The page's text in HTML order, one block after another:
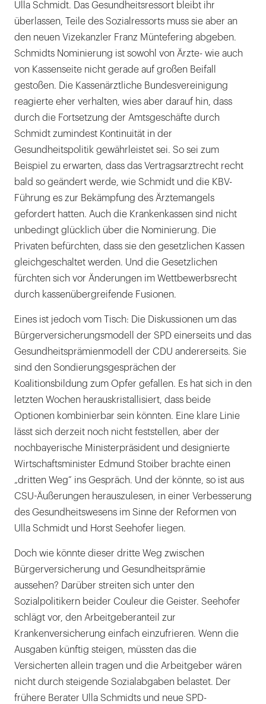
Ulla Schmidt. Das Gesundheitsressort bleibt ihr
überlassen, Teile des Sozialressorts muss sie aber an
den neuen Vizekanzler Franz Müntefering abgeben.
Schmidts Nominierung ist sowohl von Ärzte- wie auch
von Kassenseite nicht gerade auf großen Beifall
gestoßen. Die Kassenärztliche Bundesvereinigung
reagierte eher verhalten, wies aber darauf hin, dass
durch die Fortsetzung der Amtsgeschäfte durch
Schmidt zumindest Kontinuität in der
Gesundheitspolitik gewährleistet sei. So sei zum
Beispiel zu erwarten, dass das Vertragsarztrecht recht
bald so geändert werde, wie Schmidt und die KBV-
Führung es zur Bekämpfung des Ärztemangels
gefordert hatten. Auch die Krankenkassen sind nicht
unbedingt glücklich über die Nominierung. Die
Privaten befürchten, dass sie den gesetzlichen Kassen
gleichgeschaltet werden. Und die Gesetzlichen
fürchten sich vor Änderungen im Wettbewerbsrecht
durch kassenübergreifende Fusionen.
Eines ist jedoch vom Tisch: Die Diskussionen um das
Bürgerversicherungsmodell der SPD einerseits und das
Gesundheitsprämienmodell der CDU andererseits. Sie
sind den Sondierungsgesprächen der
Koalitionsbildung zum Opfer gefallen. Es hat sich in den
letzten Wochen herauskristallisiert, dass beide
Optionen kombinierbar sein könnten. Eine klare Linie
lässt sich derzeit noch nicht feststellen, aber der
nochbayerische Ministerpräsident und designierte
Wirtschaftsminister Edmund Stoiber brachte einen
„dritten Weg“ ins Gespräch. Und der könnte, so ist aus
CSU-Äußerungen herauszulesen, in einer Verbesserung
des Gesundheitswesens im Sinne der Reformen von
Ulla Schmidt und Horst Seehofer liegen.
Doch wie könnte dieser dritte Weg zwischen
Bürgerversicherung und Gesundheitsprämie
aussehen? Darüber streiten sich unter den
Sozialpolitikern beider Couleur die Geister. Seehofer
schlägt vor, den Arbeitgeberanteil zur
Krankenversicherung einfach einzufrieren. Wenn die
Ausgaben künftig steigen, müssten das die
Versicherten allein tragen und die Arbeitgeber wären
nicht durch steigende Sozialabgaben belastet. Der
frühere Berater Ulla Schmidts und neue SPD-